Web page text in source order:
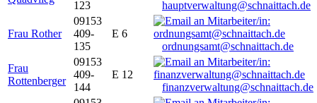
123
hauptverwaltung@schnaittach.de
Frau Rother
09153
409-
135
E 6
ordnungsamt@schnaittach.de
Frau
Rottenberger
09153
409-
144
E 12
finanzverwaltung@schnaittach.de